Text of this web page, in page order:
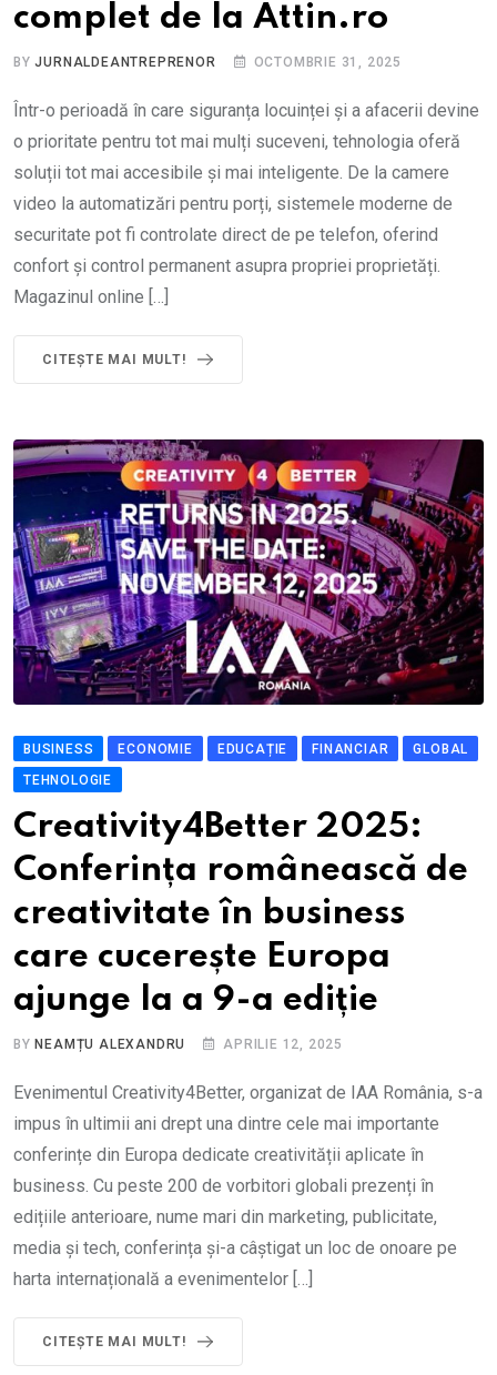
complet de la Attin.ro
BYJURNALDEANTREPRENOR OCTOMBRIE 31, 2025
Într-o perioadă în care siguranța locuinței și a afacerii devine
o prioritate pentru tot mai mulți suceveni, tehnologia oferă
soluții tot mai accesibile și mai inteligente. De la camere
video la automatizări pentru porți, sistemele moderne de
securitate pot fi controlate direct de pe telefon, oferind
confort și control permanent asupra propriei proprietăți.
Magazinul online […]
CITEȘTE MAI MULT!
BUSINESS ECONOMIE EDUCAȚIE FINANCIAR
GLOBAL
TEHNOLOGIE
Creativity4Better 2025:
Conferința românească de
creativitate în business
care cucerește Europa
ajunge la a 9-a ediție
BYNEAMȚU ALEXANDRU APRILIE 12, 2025
Evenimentul Creativity4Better, organizat de IAA România, s-a
impus în ultimii ani drept una dintre cele mai importante
conferințe din Europa dedicate creativității aplicate în
business. Cu peste 200 de vorbitori globali prezenți în
edițiile anterioare, nume mari din marketing, publicitate,
media și tech, conferința și-a câștigat un loc de onoare pe
harta internațională a evenimentelor […]
CITEȘTE MAI MULT!